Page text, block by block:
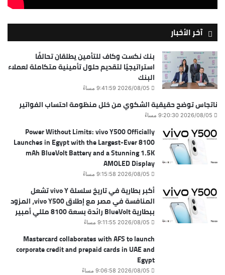
آخر الأخبار
بنك نكست وكاف للتأمين يطلقان تحالفًا
استراتيجيًا لتقديم حلول تأمينية متكاملة لعملاء
البنك
2026/08/05 9:41:59 مساءً
ناتجاس توضح حقيقية الشكوي من خلل منظومة احتساب الفواتير
2026/08/05 9:20:30 مساءً
Power Without Limits: vivo Y500 Officially
Launches in Egypt with the Largest-Ever 8100
mAh BlueVolt Battery and a Stunning 1.5K
AMOLED Display
2026/08/05 9:15:58 مساءً
أكبر بطارية في تاريخ سلسلة vivo Y تشعل
المنافسة في مصر مع إطلاق vivo Y500، المزود
ببطارية BlueVolt رائدة بسعة 8100 مللي أمبير
2026/08/05 9:11:55 مساءً
Mastercard collaborates with AFS to launch
corporate credit and prepaid cards in UAE and
Egypt
2026/08/05 9:06:58 مساءً